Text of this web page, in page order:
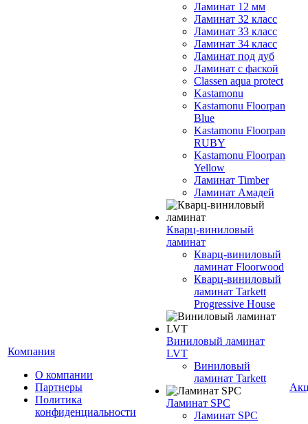
Компания
О компании
Партнеры
Политика
конфиденциальности
Ламинат 12 мм
Ламинат 32 класс
Ламинат 33 класс
Ламинат 34 класс
Ламинат под дуб
Ламинат с фаской
Classen aqua protect
Kastamonu
Kastamonu Floorpan
Blue
Kastamonu Floorpan
RUBY
Kastamonu Floorpan
Yellow
Ламинат Timber
Ламинат Амадей
Кварц-виниловый
ламинат
Кварц-виниловый
ламинат Floorwood
Кварц-виниловый
ламинат Tarkett
Progressive House
Виниловый ламинат
LVT
Виниловый
ламинат Tarkett
Ламинат SPC
Ламинат SPC